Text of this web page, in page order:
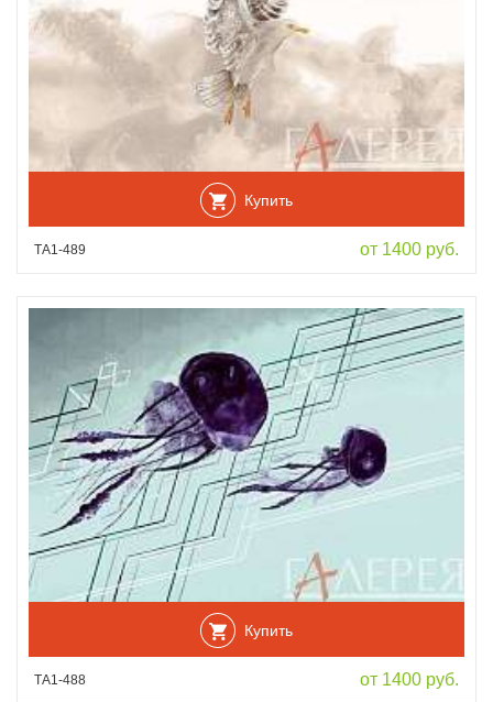
Купить
ТА1-489 от 1400 руб.
Купить
ТА1-488 от 1400 руб.